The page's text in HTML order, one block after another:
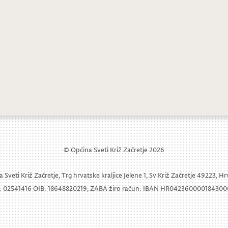
© Općina Sveti Križ Začretje 2026
Sveti Križ Začretje, Trg hrvatske kraljice Jelene 1, Sv Križ Začretje 49223,
02541416 OIB: 18648820219, ZABA žiro račun: IBAN